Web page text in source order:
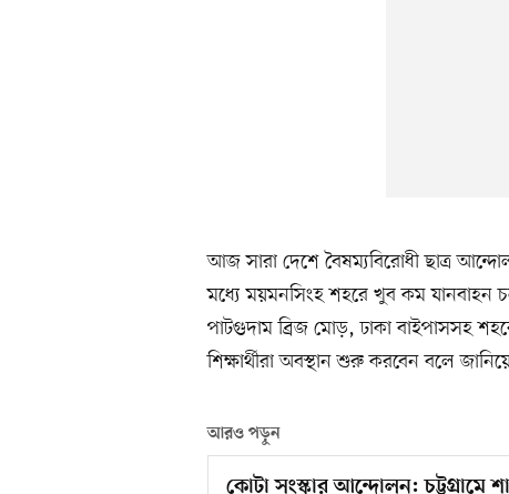
আজ সারা দেশে বৈষম্যবিরোধী ছাত্র
মধ্যে ময়মনসিংহ শহরে খুব কম
পাটগুদাম ব্রিজ মোড়, ঢাকা বাইপাসসহ
শিক্ষার্থীরা অবস্থান শুরু করবেন বলে
আরও পড়ুন
কোটা সংস্কার আন্দোলন: